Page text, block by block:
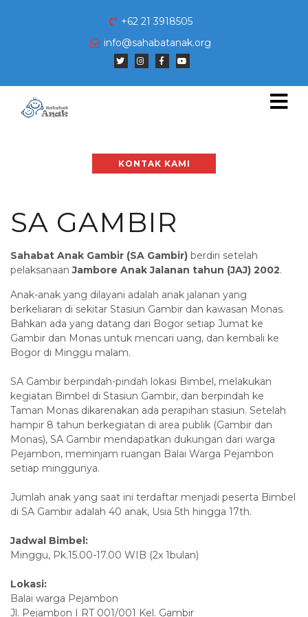
+62 21 3918505
info@sahabatanak.org
KONTAK KAMI
SA GAMBIR
Sahabat Anak Gambir (SA Gambir) berdiri setelah
pelaksanaanJambore Anak Jalanan tahun (JAJ) 2002.
Anak-anak yang dilayani adalah anak jalanan yang
berkeliaran di sekitar Stasiun Gambir dan kawasan Monas.
Bahkan ada yang datang dari Bogor setiap Jumat ke
Gambir dan Monas untuk mencari uang, dan kembali ke
Bogor di Minggu malam.
SA Gambir berpindah-pindah lokasi Bimbel, melakukan
kegiatan Bimbel di Stasiun Gambir, dan berpindah ke
Taman Monas dikarenakan ada perapihan stasiun. Setelah
hampir 8 tahun berkegiatan di area publik (Gambir dan
Monas), SA Gambir mendapatkan dukungan dari warga
Pejambon, meminjam ruangan Balai Warga Pejambon
setiap minggunya.
Jumlah anak yang saat ini terdaftar menjadi peserta Bimbel
di SA Gambir adalah 40 anak, Usia 5th hingga 17th.
Jadwal Bimbel:
Minggu, Pk.15.00-17.00 WIB (2x 1bulan)
Lokasi:
Balai warga Pejambon
Jl. Pejambon I RT 001/001 Kel. Gambir